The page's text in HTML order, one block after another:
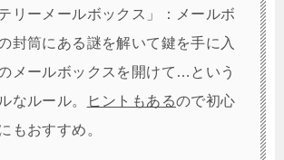
テリーメールボックス」：メールボ
封筒にある謎を解いて鍵を手に入
メールボックスを開けて…という
なルール。
ヒントもあるので初心
もおすすめ。